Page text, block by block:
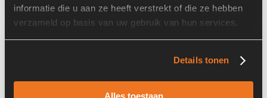
informatie die u aan ze heeft verstrekt of die ze hebben
verzameld op basis van uw gebruik van hun services.
Details tonen
Alles toestaan